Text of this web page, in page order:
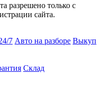
разрешено только с
сайта.
7 Авто на разборе Выкуп
Склад